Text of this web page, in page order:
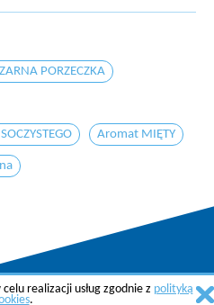
PORZECZKA
Aromat MIĘTY
© 2015 AGREMA Poland Sp. z o.o.
realizacji usług zgodnie z polityką
.